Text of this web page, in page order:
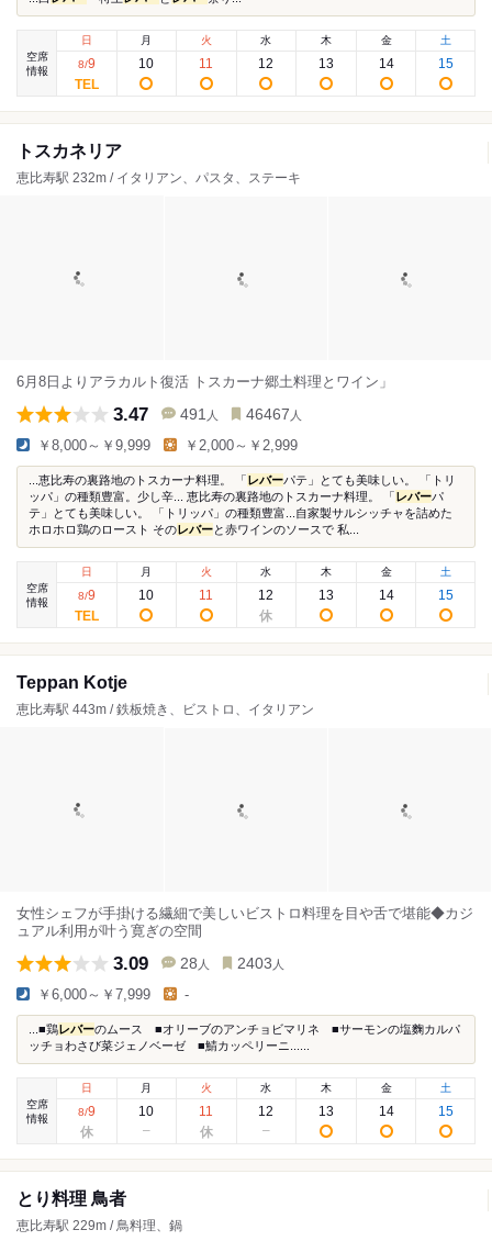
空席
情報
日
8/9
月
10
火
11
水
12
木
13
金
14
土
15
トスカネリア
恵比寿駅 232m / イタリアン、パスタ、ステーキ
6月8日よりアラカルト復活 トスカーナ郷土料理とワイン」
3.47 491 人 46467 人
￥8,000～￥9,999 ￥2,000～￥2,999
...恵比寿の裏路地のトスカーナ料理。 「 レバーパテ」とても美味しい。 「トリ
ッパ」の種類豊富。少し辛... 恵比寿の裏路地のトスカーナ料理。 「 レバーパ
テ」とても美味しい。 「トリッパ」の種類豊富...自家製サルシッチャを詰めた
ホロホロ鶏のロースト その レバーと赤ワインのソースで 私...
空席
情報
日
8/9
月
10
火
11
水
12
木
13
金
14
土
15
Teppan Kotje
恵比寿駅 443m / 鉄板焼き、ビストロ、イタリアン
女性シェフが手掛ける繊細で美しいビストロ料理を目や舌で堪能◆カジ
ュアル利用が叶う寛ぎの空間
3.09 28 人 2403 人
￥6,000～￥7,999 -
...■鶏 レバーのムース ■オリーブのアンチョビマリネ ■サーモンの塩麴カルパ
ッチョわさび菜ジェノベーゼ ■鯖カッペリーニ......
空席
情報
日
8/9
月
10
火
11
水
12
木
13
金
14
土
15
とり料理 鳥者
恵比寿駅 229m / 鳥料理、鍋